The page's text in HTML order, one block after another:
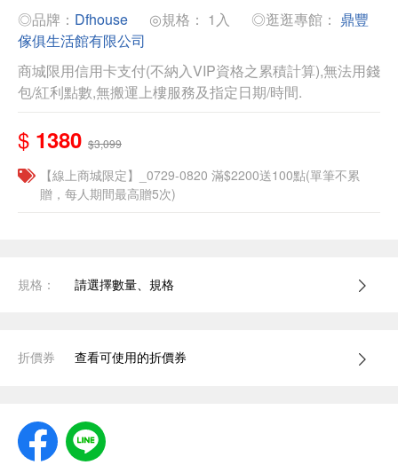
◎品牌： Dfhouse ◎規格： 1入 ◎逛逛專館： 鼎豐
傢俱生活館有限公司
商城限用信用卡支付(不納入VIP資格之累積計算),無法用錢
包/紅利點數,無搬運上樓服務及指定日期/時間.
$ 1380 $3,099
【線上商城限定】_0729-0820 滿$2200送100點(單筆不累
贈，每人期間最高贈5次)
規格： 請選擇數量、規格
折價券 查看可使用的折價券